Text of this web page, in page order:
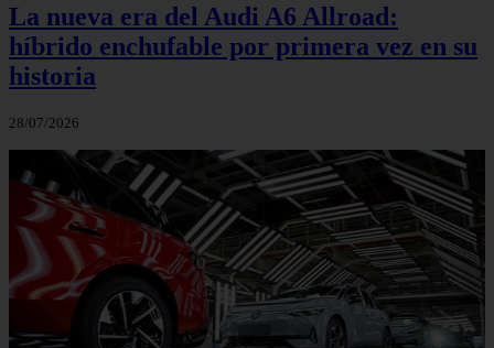
La nueva era del Audi A6 Allroad:
híbrido enchufable por primera vez en su
historia
28/07/2026